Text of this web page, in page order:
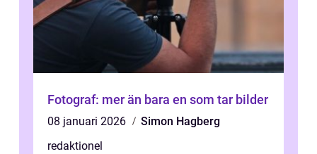
Fotograf: mer än bara en som tar bilder
08 januari 2026
Simon Hagberg
redaktionel